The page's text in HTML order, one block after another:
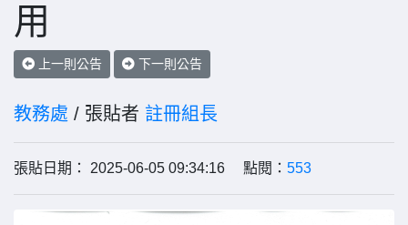
用
上一則公告 下一則公告
教務處 / 張貼者 註冊組長
張貼日期： 2025-06-05 09:34:16 點閱： 553